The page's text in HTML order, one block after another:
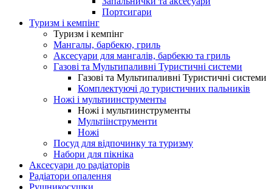
Портсигари
Туризм і кемпінг
Туризм і кемпінг
Мангалы, барбекю, гриль
Аксесуари для мангалів, барбекю та гриль
Газові та Мультипаливні Туристичні системи
Газові та Мультипаливні Туристичні системи
Комплектуючі до туристичних пальників
Ножі і мультиинструменты
Ножі і мультиинструменты
Мультіінструменти
Ножі
Посуд для відпочинку та туризму
Набори для пікніка
Аксесуари до радіаторів
Радіатори опалення
Рушникосушки